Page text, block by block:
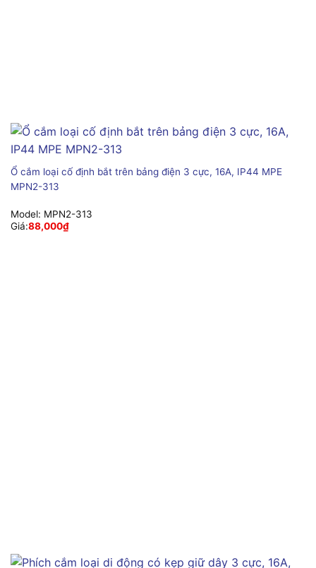
Ổ cắm loại cố định bắt trên bảng điện 3 cực, 16A, IP44 MPE
MPN2-313
Model: MPN2-313
Giá:88,000₫